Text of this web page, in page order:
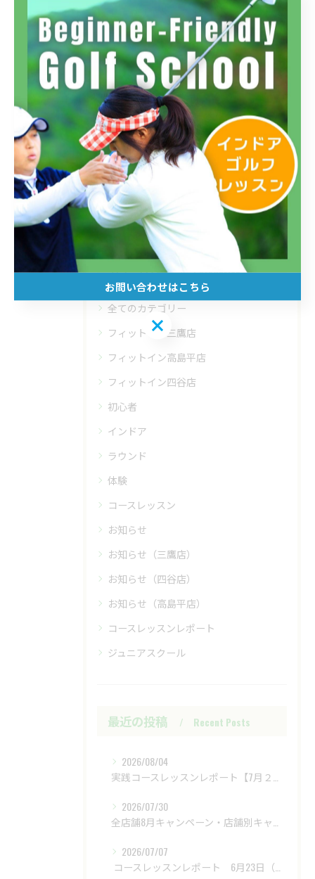
コースレッスン
< 前のページ 一覧に戻る 次のページ >
カテゴリー Categories
全てのカテゴリー
フィットイン三鷹店
フィットイン高島平店
フィットイン四谷店
初心者
インドア
ラウンド
体験
コースレッスン
お知らせ
お知らせ（三鷹店）
お知らせ（四谷店）
お知らせ（高島平店）
コースレッスンレポート
ジュニアスクール
最近の投稿 Recent Posts
2026/08/04
実践コースレッスンレポート【7月２８日（火）富士レイクサイドCC】
2026/07/30
全店舗8月キャンペーン・店舗別キャンペーンもあります
2026/07/07
​ コースレッスンレポート 6月23日（火）新武蔵ヶ丘GC ​
お問い合わせはこちら
お問い合わせはこちら